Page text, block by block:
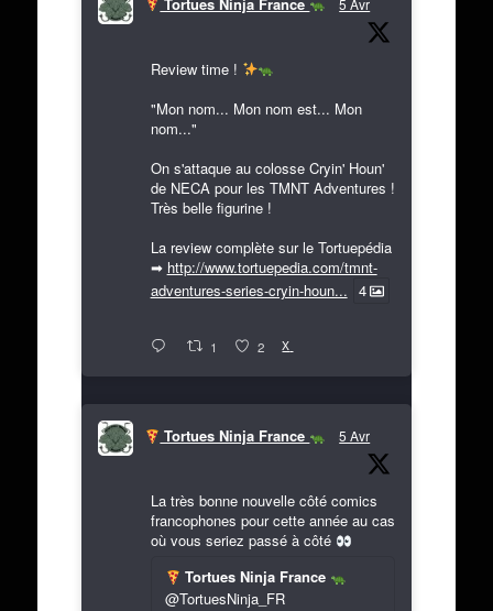
5 Avr
Review time !
"Mon nom... Mon nom est... Mon
nom..."
On s'attaque au colosse Cryin' Houn'
de NECA pour les TMNT Adventures !
Très belle figurine !
La review complète sur le Tortuepédia
➡ http://www.tortuepedia.com/tmnt-
adventures-series-cryin-houn... 4
1 2 X
Tortues Ninja France 5 Avr
La très bonne nouvelle côté comics
francophones pour cette année au cas
où vous seriez passé à côté
Tortues Ninja France
@TortuesNinja_FR